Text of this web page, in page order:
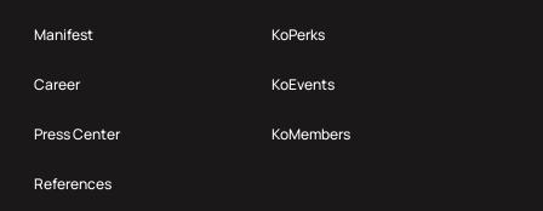
Manifest
Career
Press Center
References
KoPerks
KoEvents
KoMembers